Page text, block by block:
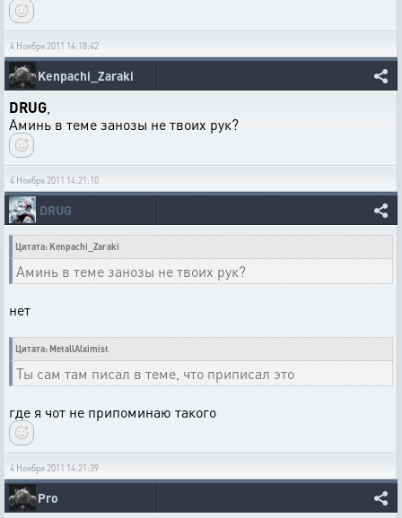
4 Ноября 2011 14:18:42
Kenpachi_Zaraki
DRUG
Аминь в теме занозы не твоих рук?
4 Ноября 2011 14:21:10
DRUG
Цитата: Kenpachi_Zaraki
Аминь в теме занозы не твоих рук?
нет
Цитата: MetallAlximist
Ты сам там писал в теме, что приписал это
где я чот не припоминаю такого
4 Ноября 2011 14:21:39
Pro